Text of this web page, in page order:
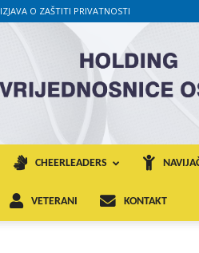
IZJAVA O ZAŠTITI PRIVATNOSTI
CHEERLEADERS
VETERANI KONTAKT